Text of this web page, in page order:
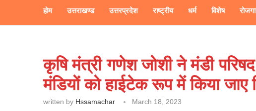
होम उत्तराखण्ड उत्तरप्रदेश राष्ट्रीय धर्म विशेष
कृषि मंत्री गणेश जोशी ने मंडी
मंडियों को हाईटेक रूप में किया जाए
written by Hssamachar March 18, 2023